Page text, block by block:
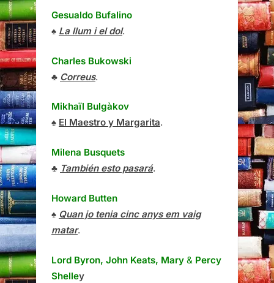
Gesualdo Bufalino
♠ La llum i el dol.
Charles Bukowski
♣ Correus.
Mikhaïl Bulgàkov
♠ El Maestro y Margarita.
Milena Busquets
♣ También esto pasará.
Howard Butten
♠ Quan jo tenia cinc anys em vaig
matar.
Lord Byron, John Keats, Mary & Percy
Shelley